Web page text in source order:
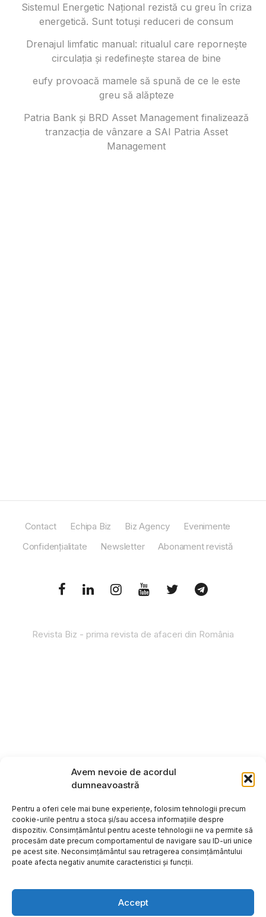
Avem nevoie de acordul
dumneavoastră
Pentru a oferi cele mai bune experiențe, folosim tehnologii precum
cookie-urile pentru a stoca și/sau accesa informațiile despre
dispozitiv. Consimțământul pentru aceste tehnologii ne va permite să
procesăm date precum comportamentul de navigare sau ID-uri unice
pe acest site. Neconsimțământul sau retragerea consimțământului
poate afecta negativ anumite caracteristici și funcții.
Accept
Sistemul Energetic Național rezistă cu greu în criza
energetică. Sunt totuși reduceri de consum
Drenajul limfatic manual: ritualul care repornește
circulația și redefinește starea de bine
eufy provoacă mamele să spună de ce le este
greu să alăpteze
Patria Bank și BRD Asset Management finalizează
tranzacția de vânzare a SAI Patria Asset
Management
Contact Echipa Biz Biz Agency
Evenimente
Confidențialitate
Newsletter Abonament revistă
Revista Biz - prima revista de afaceri din România